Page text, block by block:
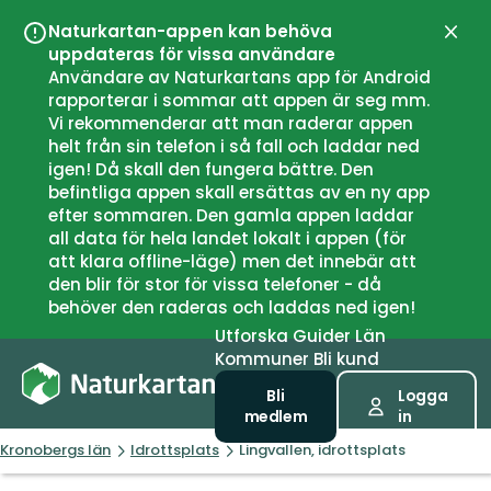
Naturkartan-appen kan behöva
uppdateras för vissa användare
Användare av Naturkartans app för Android
rapporterar i sommar att appen är seg mm.
Vi rekommenderar att man raderar appen
helt från sin telefon i så fall och laddar ned
igen! Då skall den fungera bättre. Den
befintliga appen skall ersättas av en ny app
efter sommaren. Den gamla appen laddar
all data för hela landet lokalt i appen (för
att klara offline-läge) men det innebär att
den blir för stor för vissa telefoner - då
behöver den raderas och laddas ned igen!
UtforskaGuiderLän
Kommuner Bli kund
Bli
medlem
Logga
in
Kronobergs län Idrottsplats Lingvallen, idrottsplats